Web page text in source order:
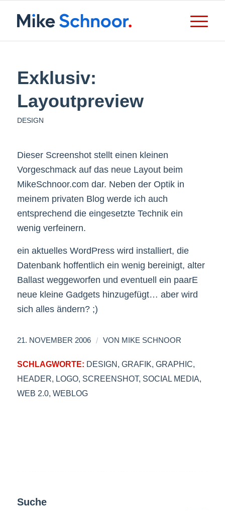
Exklusiv:
Layoutpreview
DESIGN
Dieser Screenshot stellt einen kleinen
Vorgeschmack auf das neue Layout beim
MikeSchnoor.com dar. Neben der Optik in
meinem privaten Blog werde ich auch
entsprechend die eingesetzte Technik ein
wenig verfeinern.
ein aktuelles WordPress wird installiert, die
Datenbank hoffentlich ein wenig bereinigt, alter
Ballast weggeworfen und eventuell ein paarE
neue kleine Gadgets hinzugefügt… aber wird
sich alles ändern? ;)
21. NOVEMBER 2006 / VON MIKE SCHNOOR
SCHLAGWORTE: DESIGN, GRAFIK, GRAPHIC,
HEADER, LOGO, SCREENSHOT, SOCIAL MEDIA,
WEB 2.0, WEBLOG
Suche